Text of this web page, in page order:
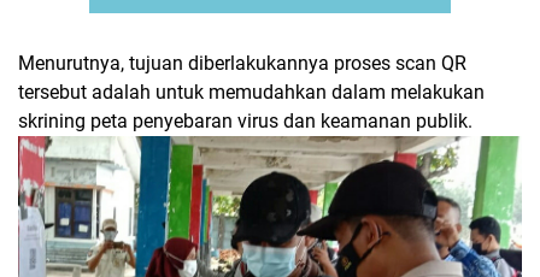
Menurutnya, tujuan diberlakukannya proses scan QR
tersebut adalah untuk memudahkan dalam melakukan
skrining peta penyebaran virus dan keamanan publik.